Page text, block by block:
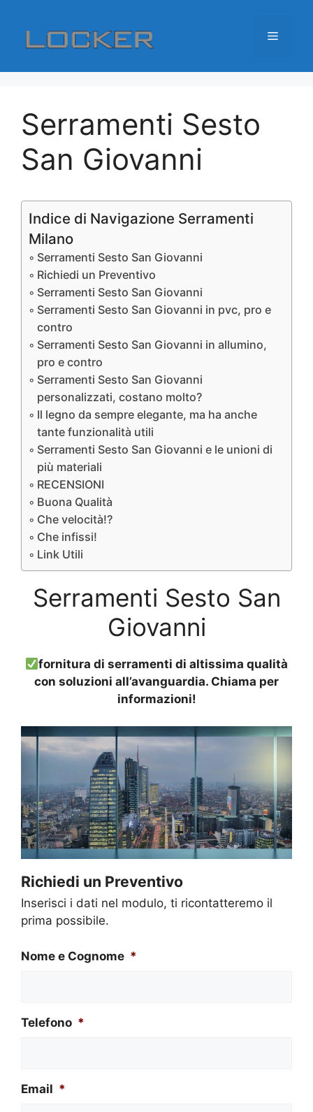
contenuto
Menu
Serramenti Sesto
San Giovanni
Indice di Navigazione Serramenti
Milano
Serramenti Sesto San Giovanni
Richiedi un Preventivo
Serramenti Sesto San Giovanni
Serramenti Sesto San Giovanni in pvc, pro e
contro
Serramenti Sesto San Giovanni in allumino,
pro e contro
Serramenti Sesto San Giovanni
personalizzati, costano molto?
Il legno da sempre elegante, ma ha anche
tante funzionalità utili
Serramenti Sesto San Giovanni e le unioni di
più materiali
RECENSIONI
Buona Qualità
Che velocità!?
Che infissi!
Link Utili
Serramenti Sesto San
Giovanni
fornitura di serramenti di altissima qualità
con soluzioni all’avanguardia. Chiama per
informazioni!
Richiedi un Preventivo
Inserisci i dati nel modulo, ti ricontatteremo il
prima possibile.
Nome e Cognome *
Telefono *
Email *